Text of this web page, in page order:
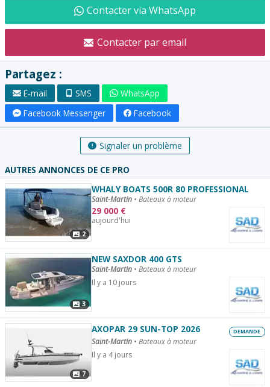
Contacter via WhatsApp
Contacter par email
Partagez :
E-mail SMS
WhatsApp
Facebook Messenger
Facebook
Signaler un problème
AUTRES ANNONCES DE CE PRO
2
WHALY BOATS 500R 80 PROFESSIONAL
Saint-Martin • Bateaux à moteur
29 000 €
aujourd'hui
3
NEW SAXDOR 400 GTS
Saint-Martin • Bateaux à moteur
Il y a 10 jours
7
AXOPAR 29 SUN-TOP 2026 DEMANDE
Saint-Martin • Bateaux à moteur
Il y a 4 jours